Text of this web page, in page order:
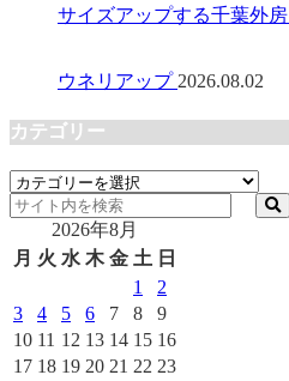
サイズアップする千葉外房
ウネリアップ 2026.08.02
カテゴリー
カ
テ
リ
2026年8月
月 火 水 木 金 土 日
1
2
3
4 5 6 7 8
9
10 11 12 13 14 15 16
17 18 19 20 21 22 23